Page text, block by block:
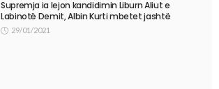
Supremja ia lejon kandidimin Liburn Aliut e
Labinotë Demit, Albin Kurti mbetet jashtë
29/01/2021